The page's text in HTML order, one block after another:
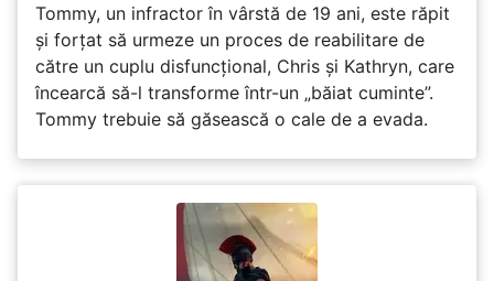
Tommy, un infractor în vârstă de 19 ani, este răpit
și forțat să urmeze un proces de reabilitare de
către un cuplu disfuncțional, Chris și Kathryn, care
încearcă să-l transforme într-un „băiat cuminte”.
Tommy trebuie să găsească o cale de a evada.